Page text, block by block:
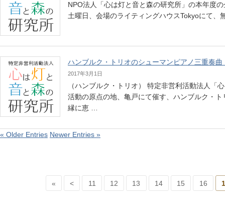
NPO法人「心は灯と音と森の研究所」の本年度
土曜日、会場のライティングハウスTokyoにて
ハンブルク・トリオのシューマンピアノ三重奏
2017年3月1日
（ハンブルク・トリオ） 特定非営利活動法人「
活動の原点の地、亀戸にて催す、ハンブルク・
縁に恵 …
« Older Entries Newer Entries »
« < 11 12 13 14 15 16